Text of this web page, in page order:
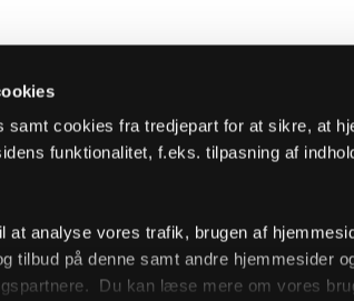
samt cookies fra tredjepart for at sikre, at
funktionalitet, f.eks. tilpasning af
at analyse vores trafik, brugen af
tilbud på denne samt andre hjemmesider
Du kan læse mere om vores